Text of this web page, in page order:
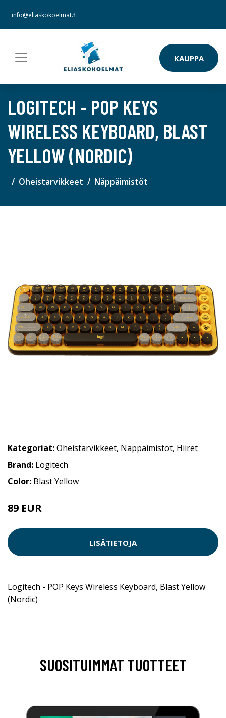
info@eliaskokoelmat.fi
KAUPPA
LOGITECH - POP KEYS
WIRELESS KEYBOARD, BLAST
YELLOW (NORDIC)
Oheistarvikkeet Näppäimistöt
Kategoriat:Oheistarvikkeet, Näppäimistöt, Hiiret
Brand: Logitech
Color: Blast Yellow
89 EUR
LISÄTIETOJA
Logitech - POP Keys Wireless Keyboard, Blast Yellow
(Nordic)
SUOSITUIMMAT TUOTTEET